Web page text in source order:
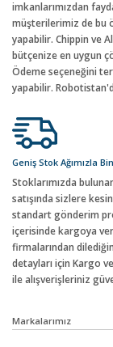
imkanlarımızdan
müşterilerimiz de bu
yapabilir. Chippin ve
bütçenize en uygun
Ödeme seçeneğini
yapabilir.
Geniş Stok Ağımızla
Stoklarımızda
satışında sizlere
standart gönderim
içerisinde kargoya
firmalarından
detayları için Kargo
ile alışverişleriniz
Markalarımız